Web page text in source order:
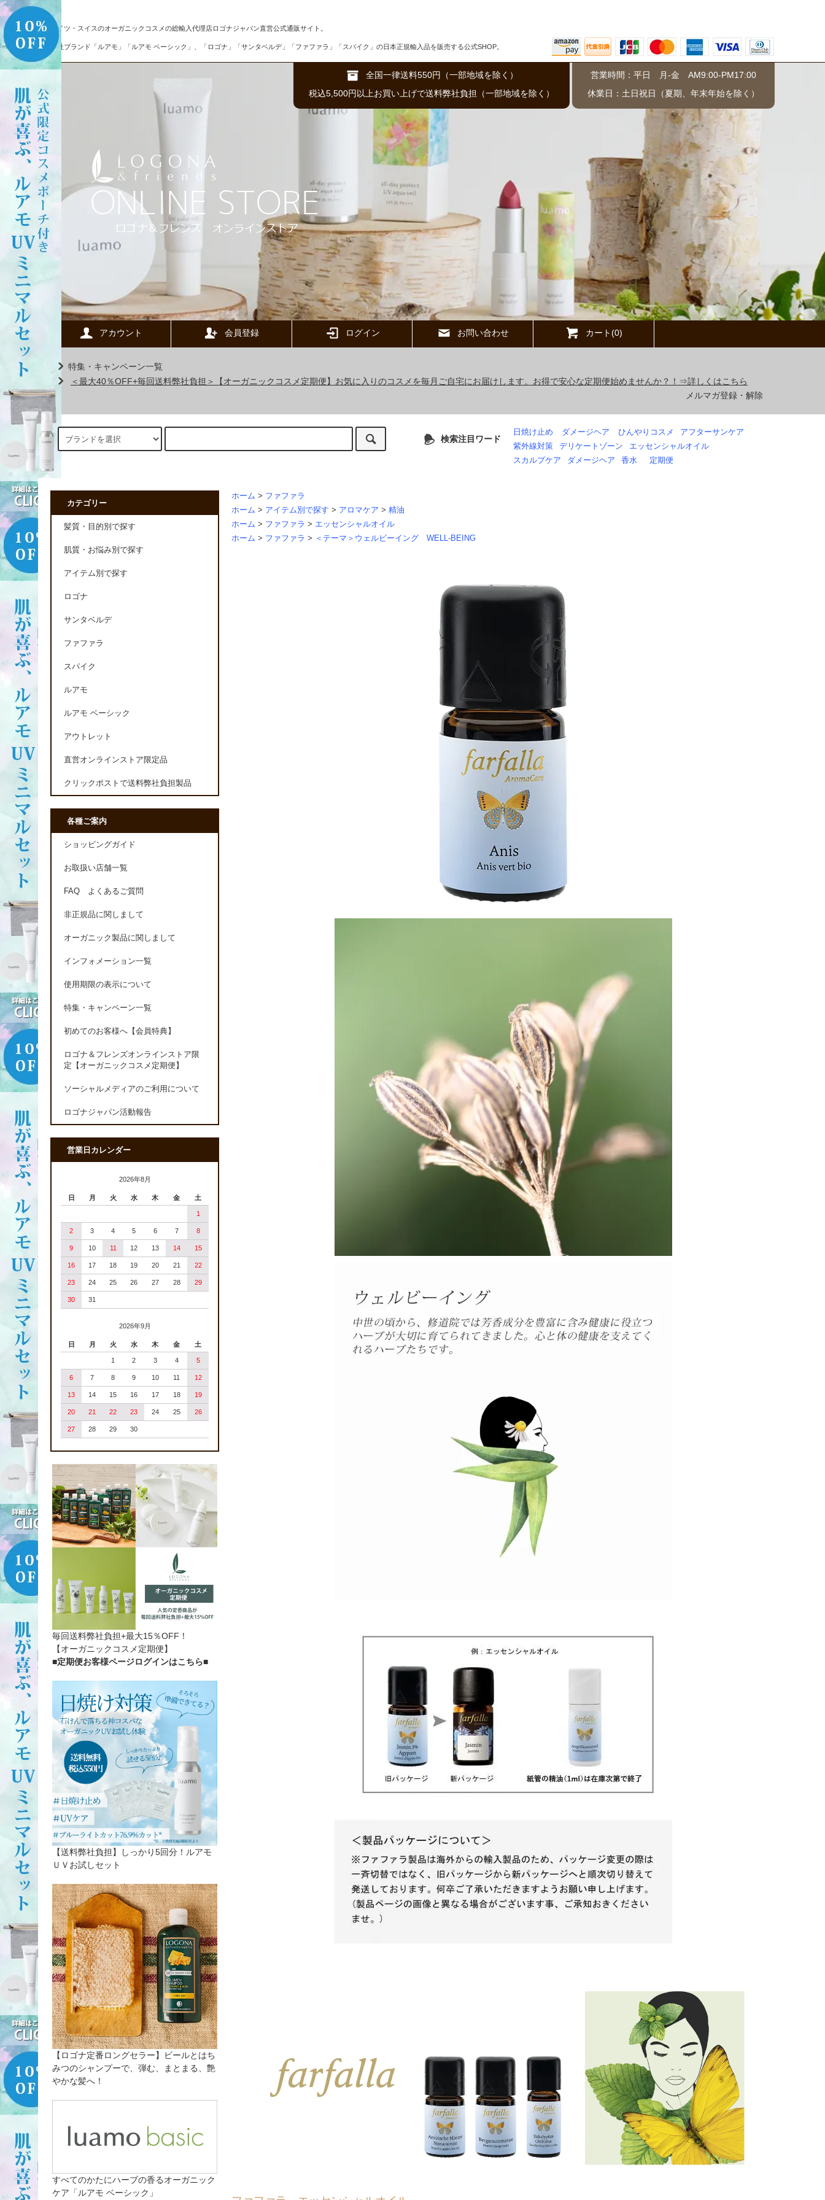
ドイツ・スイスのオーガニックコスメの総輸入代理店ロゴナジャパン直営公式通販サイト。
自社ブランド「ルアモ」「ルアモ ベーシック」、「ロゴナ」「サンタベルデ」「ファファラ」「スパイク」の日本正規輸入品を販売する公式SHOP。
全国一律送料550円（一部地域を除く）
税込5,500円以上お買い上げで送料弊社負担（一部地域を除く）
営業時間：平日 月-金 AM9:00-PM17:00
休業日：土日祝日（夏期、年末年始を除く）
アカウント 会員登録 ログイン お問い合わせ カート(0)
特集・キャンペーン一覧
＜最大40％OFF+毎回送料弊社負担＞【オーガニックコスメ定期便】お気に入りのコスメを毎月ご自宅にお届けします。お得で安心な定期便始めませんか？！⇒詳しくはこちら
メルマガ登録・解除
検索注目ワード
日焼け止め ダメージヘア ひんやりコスメ
アフターサンケア
紫外線対策
デリケートゾーン
エッセンシャルオイル
スカルプケア
ダメージヘア 香水 定期便
ホーム > ファファラ
ホーム > アイテム別で探す > アロマケア > 精油
ホーム > ファファラ > エッセンシャルオイル
ホーム > ファファラ > ＜テーマ＞ウェルビーイング WELL-BEING
カテゴリー
髪質・目的別で探す
肌質・お悩み別で探す
アイテム別で探す
ロゴナ
サンタベルデ
ファファラ
スパイク
ルアモ
ルアモ ベーシック
アウトレット
直営オンラインストア限定品
クリックポストで送料弊社負担製品
各種ご案内
ショッピングガイド
お取扱い店舗一覧
FAQ よくあるご質問
非正規品に関しまして
オーガニック製品に関しまして
インフォメーション一覧
使用期限の表示について
特集・キャンペーン一覧
初めてのお客様へ【会員特典】
ロゴナ＆フレンズオンラインストア限
定【オーガニックコスメ定期便】
ソーシャルメディアのご利用について
ロゴナジャパン活動報告
営業日カレンダー
2026年8月
日 月 火 水 木 金 土
1
2 3 4 5 6 7 8
9 10 11 12 13 14 15
16 17 18 19 20 21 22
23 24 25 26 27 28 29
30 31
2026年9月
日 月 火 水 木 金 土
1 2 3 4 5
6 7 8 9 10 11 12
13 14 15 16 17 18 19
20 21 22 23 24 25 26
27 28 29 30
毎回送料弊社負担+最大15％OFF！
【オーガニックコスメ定期便】
■定期便お客様ページログインはこちら■
【送料弊社負担】しっかり5回分！ルアモ
ＵＶお試しセット
【ロゴナ定番ロングセラー】ビールとはち
みつのシャンプーで、弾む、まとまる、艶
やかな髪へ！
すべてのかたにハーブの香るオーガニック
ケア「ルアモ ベーシック」